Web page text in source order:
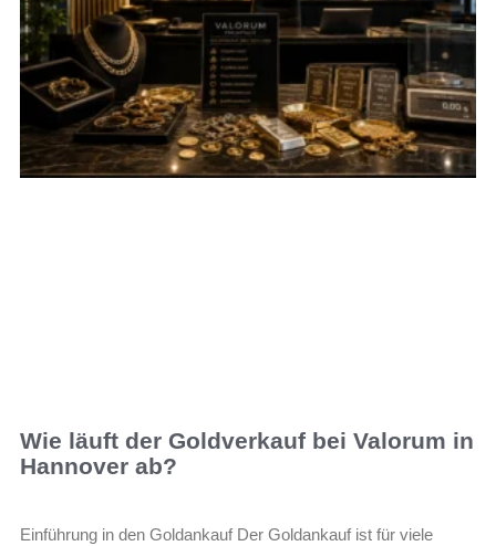
Wie läuft der Goldverkauf bei Valorum in
Hannover ab?
Einführung in den Goldankauf Der Goldankauf ist für viele